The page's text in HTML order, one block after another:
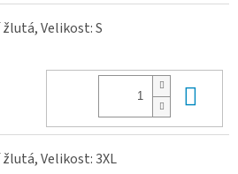
Velikost: S
Velikost: 3XL